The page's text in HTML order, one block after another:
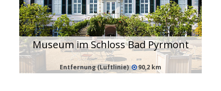
Museum im Schloss Bad Pyrmont
Entfernung (Luftlinie) 90,2 km